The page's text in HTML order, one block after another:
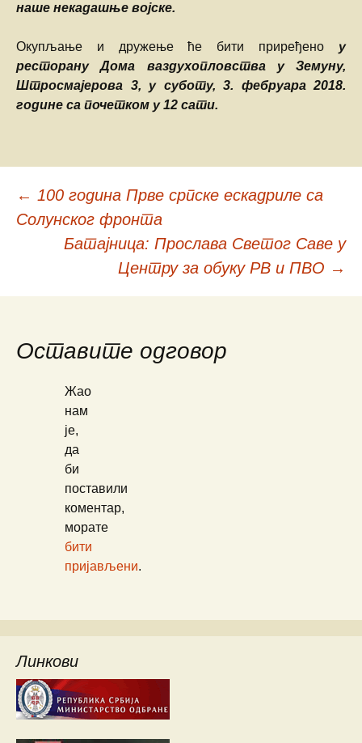
наше некадашње војске.
Окупљање и дружење ће бити приређено у
ресторану Дома ваздухопловства у Земуну,
Штросмајерова 3, у суботу, 3. фебруара 2018.
године са почетком у 12 сати.
Кретање
чланака
← 100 година Прве српске ескадриле са
Солунског фронта
Батајница: Прослава Светог Саве у
Центру за обуку РВ и ПВО →
Оставите одговор
Жао
нам
је,
да
би
поставили
коментар,
морате
бити
пријављени.
Линкови